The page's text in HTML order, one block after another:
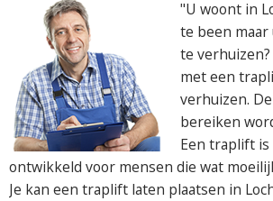
"U woont in
te been
te
met een
verhuizen.
bereiken
Een traplift is
ontwikkeld voor mensen die wat
Je kan een traplift laten plaatsen in